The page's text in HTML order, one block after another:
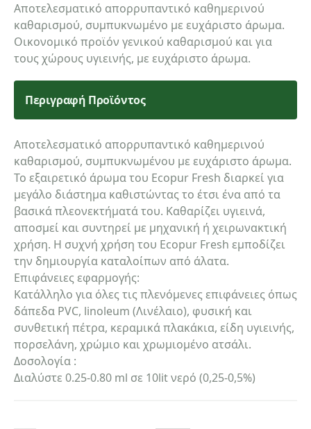
Αποτελεσματικό απορρυπαντικό καθημερινού
καθαρισμού, συμπυκνωμένο με ευχάριστο άρωμα.
Οικονομικό προϊόν γενικού καθαρισμού και για
τους χώρους υγιεινής, με ευχάριστο άρωμα.
Περιγραφή Προϊόντος
Αποτελεσματικό απορρυπαντικό καθημερινού
καθαρισμού, συμπυκνωμένου με ευχάριστο άρωμα.
Το εξαιρετικό άρωμα του Ecopur Fresh διαρκεί για
μεγάλο διάστημα καθιστώντας το έτσι ένα από τα
βασικά πλεονεκτήματά του. Καθαρίζει υγιεινά,
αποσμεί και συντηρεί με μηχανική ή χειρωνακτική
χρήση. Η συχνή χρήση του Ecopur Fresh εμποδίζει
την δημιουργία καταλοίπων από άλατα.
Επιφάνειες εφαρμογής:
Κατάλληλο για όλες τις πλενόμενες επιφάνειες όπως
δάπεδα PVC, linoleum (Λινέλαιο), φυσική και
συνθετική πέτρα, κεραμικά πλακάκια, είδη υγιεινής,
πορσελάνη, χρώμιο και χρωμιομένο ατσάλι.
Δοσολογία :
Διαλύστε 0.25-0.80 ml σε 10lit νερό (0,25-0,5%)